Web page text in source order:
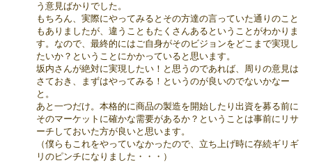
う意見ばかりでした。
もちろん、実際にやってみるとその方達の言っていた通りのこと
もありましたが、違うこともたくさんあるということがわかりま
す。なので、最終的にはご自身がそのビジョンをどこまで実現し
たいか？ということにかかっていると思います。
坂内さんが絶対に実現したい！と思うのであれば、周りの意見は
さておき、まずはやってみる！というのが良いのでないかなー
と。
あと一つだけ。本格的に商品の製造を開始したり出資を募る前に
そのマーケットに確かな需要があるか？ということは事前にリサ
ーチしておいた方が良いと思います。
（僕らもこれをやっていなかったので、立ち上げ時に存続ギリギ
リのピンチになりました・・・）